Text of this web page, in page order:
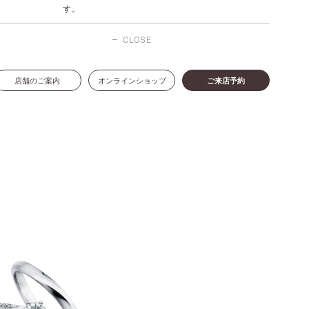
す。
CLOSE
店舗のご案内 オンラインショップ ご来店予約